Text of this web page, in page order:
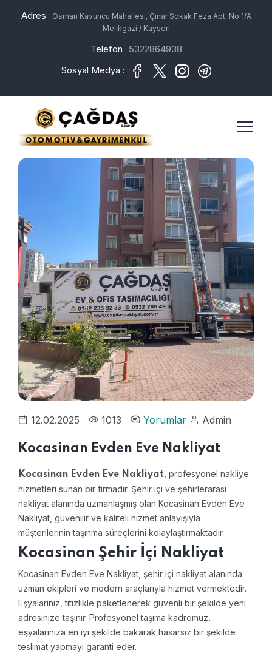
Adres
Osman Kavuncu Mahallesi, Çınar Sokak Feza Apt. No:1/A
Melikgazi / Kayseri
Telefon
5322864938
Sosyal Medya :
12.02.2025 1013 Yorumlar Admin
Kocasinan Evden Eve Nakliyat
Kocasinan Evden Eve Nakliyat , profesyonel nakliye
hizmetleri sunan bir firmadır. Şehir içi ve şehirlerarası
nakliyat alanında uzmanlaşmış olan Kocasinan Evden Eve
Nakliyat, güvenilir ve kaliteli hizmet anlayışıyla
müşterilerinin taşınma süreçlerini kolaylaştırmaktadır.
Kocasinan Şehir İçi Nakliyat
Kocasinan Evden Eve Nakliyat, şehir içi nakliyat alanında
uzman ekipleri ve modern araçlarıyla hizmet vermektedir.
Eşyalarınız, titizlikle paketlenerek güvenli bir şekilde yeni
adresinize taşınır. Profesyonel taşıma kadromuz,
eşyalarınıza en iyi şekilde bakarak hasarsız bir şekilde
teslimat yapmayı garanti eder.